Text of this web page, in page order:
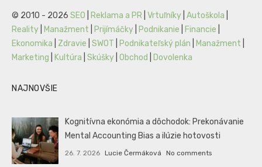
© 2010 - 2026 SEO Reklama a PR Vrtuľníky Autoškola
Reality
Manažment Prijímáčky Podnikanie Financie
Ekonomika
Zdravie SWOT Podnikateľský plán Manažment
Marketing
Kultúra Skúšky Obchod Dovolenka
NAJNOVŠIE
Kognitívna ekonómia a dôchodok: Prekonávanie
Mental Accounting Bias a ilúzie hotovosti
26. 7. 2026 Lucie Čermáková No comments